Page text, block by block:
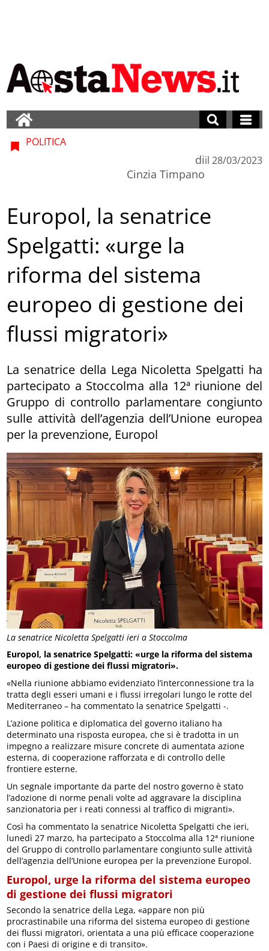
La senatrice Nicoletta Spelgatti ieri a Stoccolma
POLITICA
di
Cinzia Timpano
il 28/03/2023
Europol, la senatrice
Spelgatti: «urge la
riforma del sistema
europeo di gestione dei
flussi migratori»
La senatrice della Lega Nicoletta Spelgatti ha
partecipato a Stoccolma alla 12ª riunione del
Gruppo di controllo parlamentare congiunto
sulle attività dell’agenzia dell’Unione europea
per la prevenzione, Europol
Europol, la senatrice Spelgatti: «urge la riforma del sistema
europeo di gestione dei flussi migratori».
«Nella riunione abbiamo evidenziato l’interconnessione tra la
tratta degli esseri umani e i flussi irregolari lungo le rotte del
Mediterraneo – ha commentato la senatrice Spelgatti -.
L’azione politica e diplomatica del governo italiano ha
determinato una risposta europea, che si è tradotta in un
impegno a realizzare misure concrete di aumentata azione
esterna, di cooperazione rafforzata e di controllo delle
frontiere esterne.
Un segnale importante da parte del nostro governo è stato
l’adozione di norme penali volte ad aggravare la disciplina
sanzionatoria per i reati connessi al traffico di migranti».
Così ha commentato la senatrice Nicoletta Spelgatti che ieri,
lunedì 27 marzo, ha partecipato a Stoccolma alla 12ª riunione
del Gruppo di controllo parlamentare congiunto sulle attività
dell’agenzia dell’Unione europea per la prevenzione Europol.
Europol, urge la riforma del sistema europeo
di gestione dei flussi migratori
Secondo la senatrice della Lega, «appare non più
procrastinabile una riforma del sistema europeo di gestione
dei flussi migratori, orientata a una più efficace cooperazione
con i Paesi di origine e di transito».